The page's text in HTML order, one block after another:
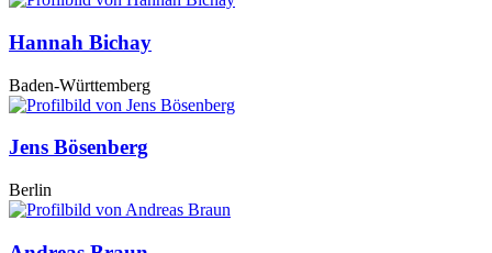
Hannah Bichay
Baden-Württemberg
Jens Bösenberg
Berlin